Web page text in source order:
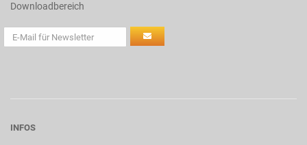
Downloadbereich
INFOS